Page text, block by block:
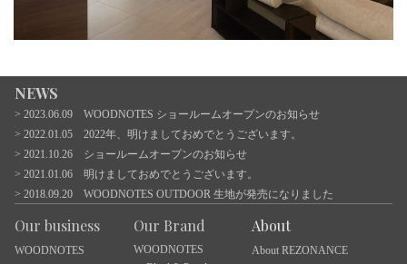
NEWS
2023.06.09 WOODNOTES ショールームオープンのお知らせ
2022.01.05 2022年、明けましておめでとうございます。
2021.10.26 ショールームオープンのお知らせ
2021.01.06 明けましておめでとうございます。
2018.09.20 WOODNOTES OUTDOOR 生地が発売になりました
Our business
WOODNOTES
Our Brand
WOODNOTES
About
About REZONANCE